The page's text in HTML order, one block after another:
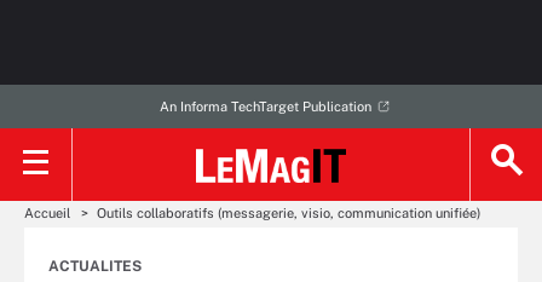
An Informa TechTarget Publication
Accueil Outils collaboratifs (messagerie, visio, communication unifiée)
ACTUALITES